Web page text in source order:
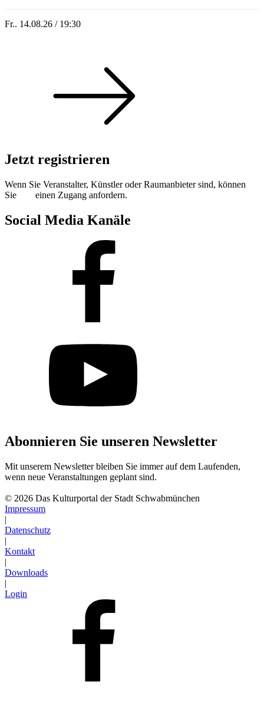
Fr.. 14.08.26 / 19:30
Jetzt registrieren
Wenn Sie Veranstalter, Künstler oder Raumanbieter sind, können
Sie
einen Zugang anfordern.
Social Media Kanäle
Abonnieren Sie unseren Newsletter
Mit unserem Newsletter bleiben Sie immer auf dem Laufenden,
wenn neue Veranstaltungen geplant sind.
© 2026 Das Kulturportal der Stadt Schwabmünchen
Impressum
|
Datenschutz
|
Kontakt
|
Downloads
|
Login